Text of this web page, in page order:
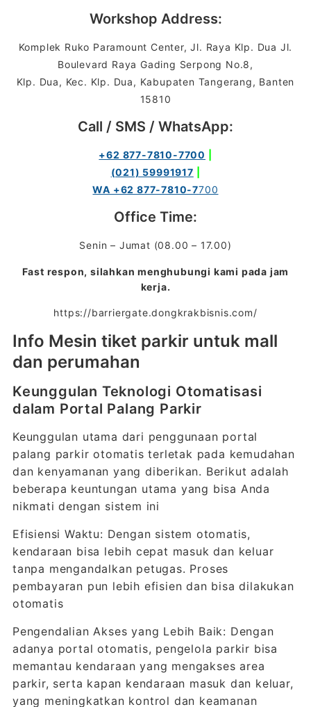
Workshop Address:
Komplek Ruko Paramount Center, Jl. Raya Klp. Dua Jl.
Boulevard Raya Gading Serpong No.8,
Klp. Dua, Kec. Klp. Dua, Kabupaten Tangerang, Banten
15810
Call / SMS / WhatsApp:
+62 877-7810-7700
(021) 59991917
WA +62 877-7810-7700
Office Time:
Senin – Jumat (08.00 – 17.00)
Fast respon, silahkan menghubungi kami pada jam
kerja.
https://barriergate.dongkrakbisnis.com/
Info Mesin tiket parkir untuk mall
dan perumahan
Keunggulan Teknologi Otomatisasi
dalam Portal Palang Parkir
Keunggulan utama dari penggunaan portal
palang parkir otomatis terletak pada kemudahan
dan kenyamanan yang diberikan. Berikut adalah
beberapa keuntungan utama yang bisa Anda
nikmati dengan sistem ini
Efisiensi Waktu: Dengan sistem otomatis,
kendaraan bisa lebih cepat masuk dan keluar
tanpa mengandalkan petugas. Proses
pembayaran pun lebih efisien dan bisa dilakukan
otomatis
Pengendalian Akses yang Lebih Baik: Dengan
adanya portal otomatis, pengelola parkir bisa
memantau kendaraan yang mengakses area
parkir, serta kapan kendaraan masuk dan keluar,
yang meningkatkan kontrol dan keamanan